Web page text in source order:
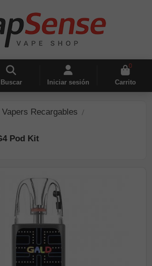
Buscar Iniciar sesión
0
Carrito
Vapers Recargables
Pod Kit